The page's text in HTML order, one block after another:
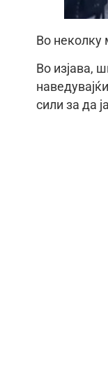
Во неколку
Во изјава,
сили за да